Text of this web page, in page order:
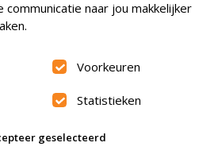
Beoordeling9.6
naar jou makkelijker
Voorkeuren
Statistieken
geselecteerd